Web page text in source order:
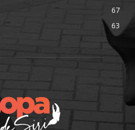
67
63